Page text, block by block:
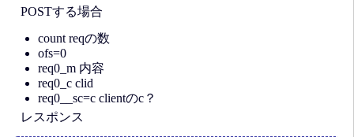
POSTする場合
count reqの数
ofs=0
req0_m 内容
req0_c clid
req0__sc=c clientのc？
レスポンス